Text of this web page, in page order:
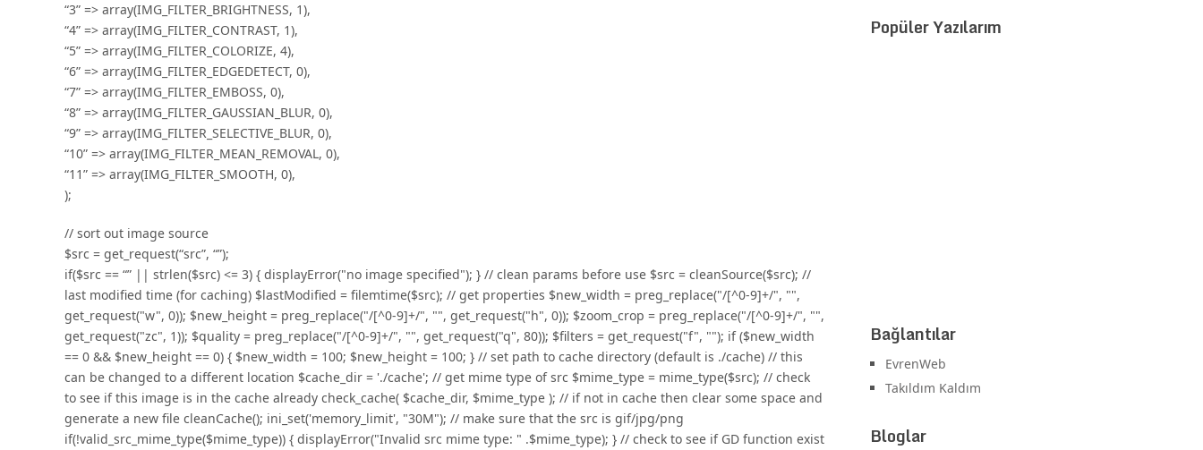
“3” => array(IMG_FILTER_BRIGHTNESS, 1),
“4” => array(IMG_FILTER_CONTRAST, 1),
“5” => array(IMG_FILTER_COLORIZE, 4),
“6” => array(IMG_FILTER_EDGEDETECT, 0),
“7” => array(IMG_FILTER_EMBOSS, 0),
“8” => array(IMG_FILTER_GAUSSIAN_BLUR, 0),
“9” => array(IMG_FILTER_SELECTIVE_BLUR, 0),
“10” => array(IMG_FILTER_MEAN_REMOVAL, 0),
“11” => array(IMG_FILTER_SMOOTH, 0),
);
// sort out image source
$src = get_request(“src”, “”);
if($src == “” || strlen($src) <= 3) { displayError("no image specified"); } // clean params before use $src = cleanSource($src); //
last modified time (for caching) $lastModified = filemtime($src); // get properties $new_width = preg_replace("/[^0-9]+/", "",
get_request("w", 0)); $new_height = preg_replace("/[^0-9]+/", "", get_request("h", 0)); $zoom_crop = preg_replace("/[^0-9]+/", "",
get_request("zc", 1)); $quality = preg_replace("/[^0-9]+/", "", get_request("q", 80)); $filters = get_request("f", ""); if ($new_width
== 0 && $new_height == 0) { $new_width = 100; $new_height = 100; } // set path to cache directory (default is ./cache) // this
can be changed to a different location $cache_dir = './cache'; // get mime type of src $mime_type = mime_type($src); // check
to see if this image is in the cache already check_cache( $cache_dir, $mime_type ); // if not in cache then clear some space and
generate a new file cleanCache(); ini_set('memory_limit', "30M"); // make sure that the src is gif/jpg/png
if(!valid_src_mime_type($mime_type)) { displayError("Invalid src mime type: " .$mime_type); } // check to see if GD function exist
Popüler Yazılarım
Bağlantılar
EvrenWeb
Takıldım Kaldım
Bloglar